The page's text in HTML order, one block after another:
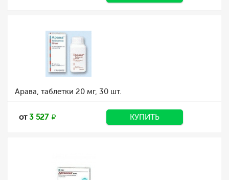
Арава, таблетки 20 мг, 30 шт.
от3 527 КУПИТЬ